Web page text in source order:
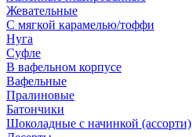
Жевательные
С мягкой карамелью/тоффи
Нуга
Суфле
В вафельном корпусе
Вафельные
Пралиновые
Батончики
Шоколадные с начинкой (ассорти)